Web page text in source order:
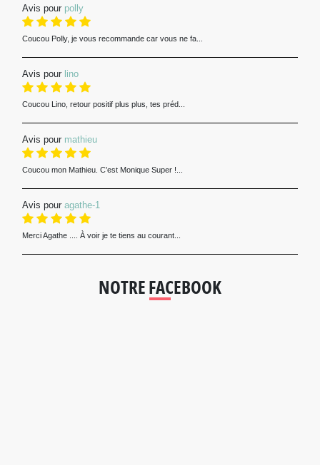
Avis pour polly
Coucou Polly, je vous recommande car vous ne fa...
Avis pour lino
Coucou Lino, retour positif plus plus, tes préd...
Avis pour mathieu
Coucou mon Mathieu. C’est Monique Super !...
Avis pour agathe-1
Merci Agathe .... À voir je te tiens au courant...
NOTRE FACEBOOK